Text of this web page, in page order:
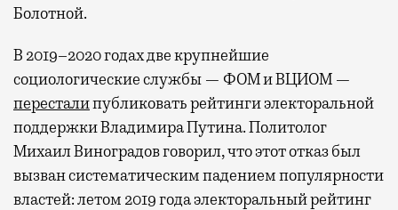
Болотной.
В 2019–2020 годах две крупнейшие
социологические службы — ФОМ и ВЦИОМ —
пересталипубликовать рейтинги электоральной
поддержки Владимира Путина. Политолог
Михаил Виноградов говорил, что этот отказ был
вызван систематическим падением популярности
властей: летом 2019 года электоральный рейтинг